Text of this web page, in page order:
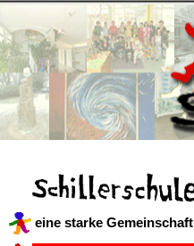
eine starke Gemeinschaft